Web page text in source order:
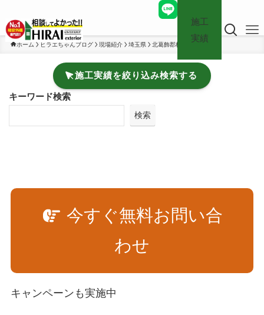
施工
実績
ホーム ヒラエちゃんブログ 現場紹介 埼玉県 北葛飾郡杉戸町
施工実績を絞り込み検索する
キーワード検索
検索
今すぐ無料お問い合
わせ
キャンペーンも実施中